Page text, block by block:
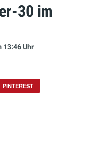
30 im
13:46 Uhr
PINTEREST